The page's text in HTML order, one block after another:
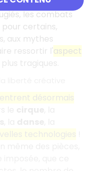
les combats
certains,
aux mythes
ressortir l'aspect
tragiques.
désormais